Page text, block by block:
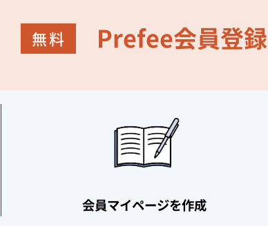
Prefee会員登録
会員マイページを作成